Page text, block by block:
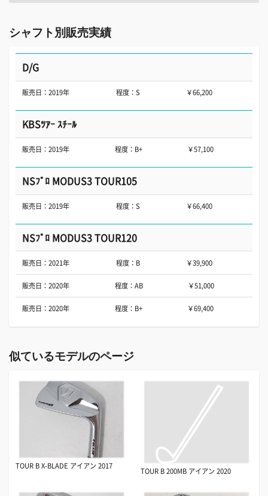
シャフト別販売実績
D/G
販売日：2019年 程度：S ￥66,200
KBSﾂｱｰ ｽﾁｰﾙ
販売日：2019年 程度：B+ ￥57,100
NSﾌﾟﾛ MODUS3 TOUR105
販売日：2019年 程度：S ￥66,400
NSﾌﾟﾛ MODUS3 TOUR120
販売日：2021年 程度：B ￥39,900
販売日：2020年 程度：AB ￥51,000
販売日：2020年 程度：B+ ￥69,400
似ているモデルのページ
TOUR B X-BLADE アイアン 2017
TOUR B 200MB アイアン 2020